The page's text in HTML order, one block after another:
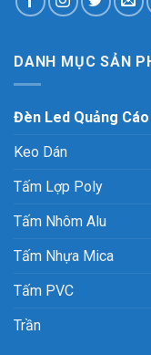
DANH MỤC SẢN
Đèn Led Quảng Cáo
Keo Dán
Tấm Lợp Poly
Tấm Nhôm Alu
Tấm Nhựa Mica
Tấm PVC
Trần